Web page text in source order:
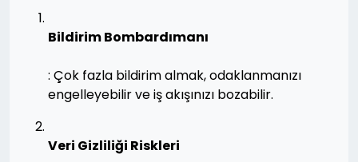
Bildirim Bombardımanı
: Çok fazla bildirim almak, odaklanmanızı
engelleyebilir ve iş akışınızı bozabilir.
Veri Gizliliği Riskleri